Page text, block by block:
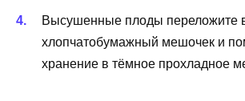
Высушенные плоды переложите
хлопчатобумажный мешочек и
хранение в тёмное прохладное